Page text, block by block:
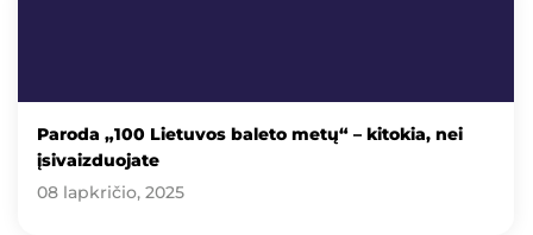
Paroda „100 Lietuvos baleto metų“ – kitokia, nei
įsivaizduojate
08 lapkričio, 2025